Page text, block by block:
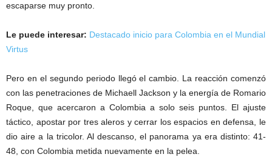
escaparse muy pronto.
Le puede interesar: Destacado inicio para Colombia en el Mundial
Virtus
Pero en el segundo periodo llegó el cambio. La reacción comenzó
con las penetraciones de Michaell Jackson y la energía de Romario
Roque, que acercaron a Colombia a solo seis puntos. El ajuste
táctico, apostar por tres aleros y cerrar los espacios en defensa, le
dio aire a la tricolor. Al descanso, el panorama ya era distinto: 41-
48, con Colombia metida nuevamente en la pelea.